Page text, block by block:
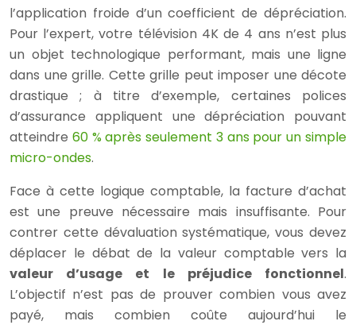
l’application froide d’un coefficient de dépréciation.
Pour l’expert, votre télévision 4K de 4 ans n’est plus
un objet technologique performant, mais une ligne
dans une grille. Cette grille peut imposer une décote
drastique ; à titre d’exemple, certaines polices
d’assurance appliquent une dépréciation pouvant
atteindre 60 % après seulement 3 ans pour un simple
micro-ondes.
Face à cette logique comptable, la facture d’achat
est une preuve nécessaire mais insuffisante. Pour
contrer cette dévaluation systématique, vous devez
déplacer le débat de la valeur comptable vers la
valeur d’usage et le préjudice fonctionnel.
L’objectif n’est pas de prouver combien vous avez
payé, mais combien coûte aujourd’hui le